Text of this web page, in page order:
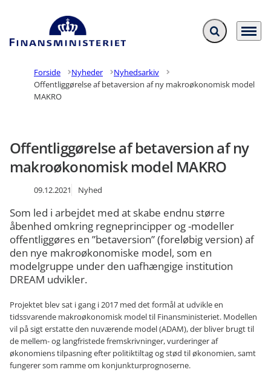
Gå til forsiden Fold søgefelt ud
Menu
Forside Nyheder
Nyhedsarkiv
Offentliggørelse af betaversion af ny makroøkonomisk model
MAKRO
Offentliggørelse af betaversion af ny
makroøkonomisk model MAKRO
09.12.2021 Nyhed
Som led i arbejdet med at skabe endnu større
åbenhed omkring regneprincipper og -modeller
offentliggøres en ”betaversion” (foreløbig version) af
den nye makroøkonomiske model, som en
modelgruppe under den uafhængige institution
DREAM udvikler.
Projektet blev sat i gang i 2017 med det formål at udvikle en
tidssvarende makroøkonomisk model til Finansministeriet. Modellen
vil på sigt erstatte den nuværende model (ADAM), der bliver brugt til
de mellem- og langfristede fremskrivninger, vurderinger af
økonomiens tilpasning efter politiktiltag og stød til økonomien, samt
fungerer som ramme om konjunkturprognoserne.